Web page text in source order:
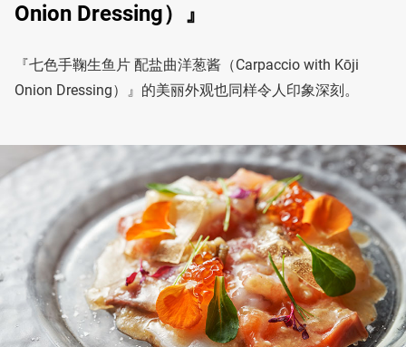
Onion Dressing）』
『七色手鞠生鱼片 配盐曲洋葱酱（Carpaccio with Kōji
Onion Dressing）』的美丽外观也同样令人印象深刻。